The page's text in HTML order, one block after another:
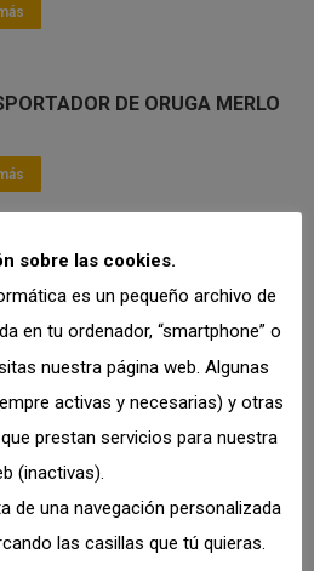
DE ORUGA MERLO
Y Transpaletas
sobre las cookies.
es un pequeño archivo de
en tu ordenador, “smartphone” o
nuestra página web. Algunas
activas y necesarias) y otras
prestan servicios para nuestra
(inactivas).
de una navegación personalizada
las casillas que tú quieras.